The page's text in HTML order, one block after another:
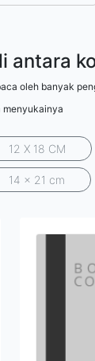
antara
oleh banyak
menyukainya
12 X 18 CM
14 x 21 cm